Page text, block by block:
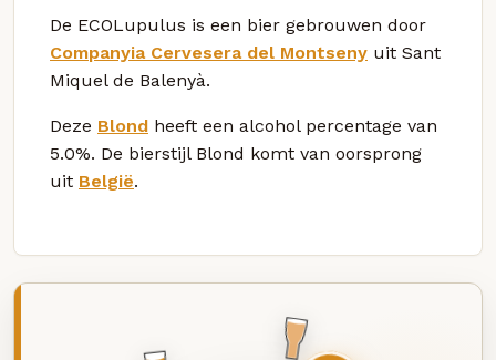
De ECOLupulus is een bier gebrouwen door
Companyia Cervesera del Montseny uit Sant
Miquel de Balenyà.
Deze Blond heeft een alcohol percentage van
5.0%. De bierstijl Blond komt van oorsprong
uit België.